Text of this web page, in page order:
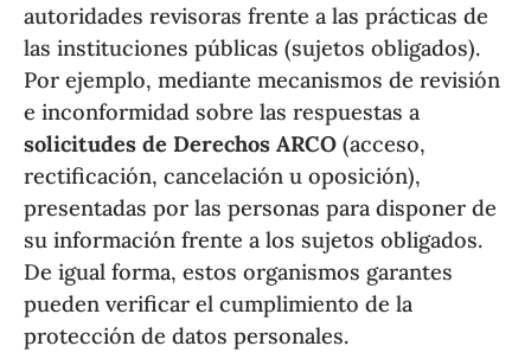
autoridades revisoras frente a las prácticas de
las instituciones públicas (sujetos obligados).
Por ejemplo, mediante mecanismos de revisión
e inconformidad sobre las respuestas a
solicitudes de Derechos ARCO (acceso,
rectificación, cancelación u oposición),
presentadas por las personas para disponer de
su información frente a los sujetos obligados.
De igual forma, estos organismos garantes
pueden verificar el cumplimiento de la
protección de datos personales.